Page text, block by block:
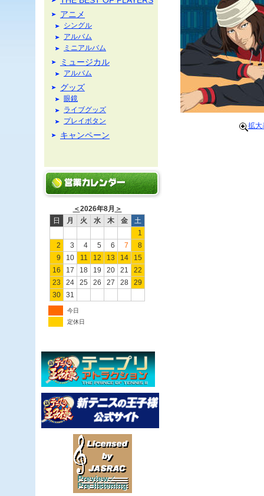
アニメ
シングル
アルバム
ミニアルバム
ミュージカル
アルバム
グッズ
眼鏡
ライブグッズ
プレイボタン
キャンペーン
＜2026年8月 ＞
日
月 火 水 木 金
土
1
2
3 4 5 6 7
8
9
10 11 12 13 14
15
16
17 18 19 20 21
22
23
24 25 26 27 28
29
30
31
今日
定休日
拡大